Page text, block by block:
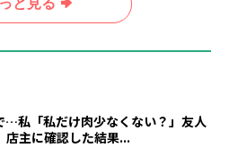
と見る
…私「私だけ肉少なくない？」友人
店主に確認した結果...